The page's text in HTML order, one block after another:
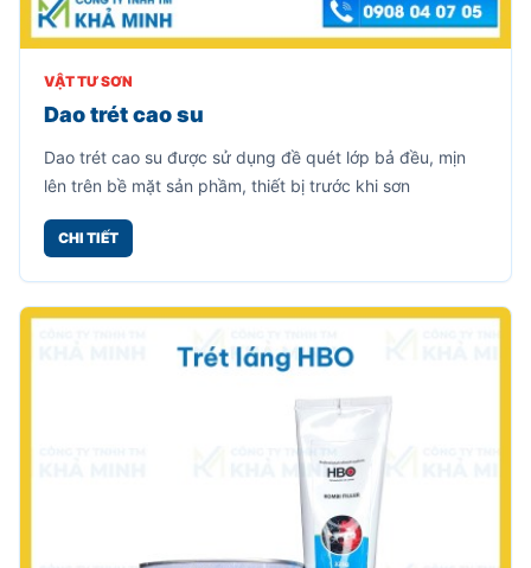
VẬT TƯ SƠN
Dao trét cao su
Dao trét cao su được sử dụng đề quét lớp bả đều, mịn
lên trên bề mặt sản phầm, thiết bị trước khi sơn
CHI TIẾT